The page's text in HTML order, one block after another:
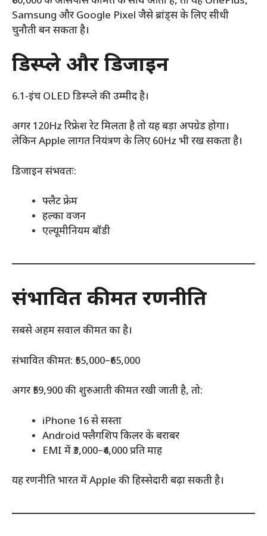
Samsung और Google Pixel जैसे ब्रांड्स के लिए सीधी
चुनौती बन सकता है।
डिस्प्ले और डिजाइन
6.1-इंच OLED डिस्प्ले की उम्मीद है।
अगर 120Hz रिफ्रेश रेट मिलता है तो यह बड़ा अपग्रेड होगा।
लेकिन Apple लागत नियंत्रण के लिए 60Hz भी रख सकता है।
डिजाइन संभवतः:
फ्लैट फ्रेम
हल्का वजन
एल्यूमीनियम बॉडी
संभावित कीमत रणनीति
सबसे अहम सवाल कीमत का है।
संभावित कीमत: ₹55,000–₹65,000
अगर ₹59,900 की शुरुआती कीमत रखी जाती है, तो:
iPhone 16 से सस्ता
Android फ्लैगशिप किलर के बराबर
EMI में ₹3,000–₹4,000 प्रति माह
यह रणनीति भारत में Apple की हिस्सेदारी बढ़ा सकती है।